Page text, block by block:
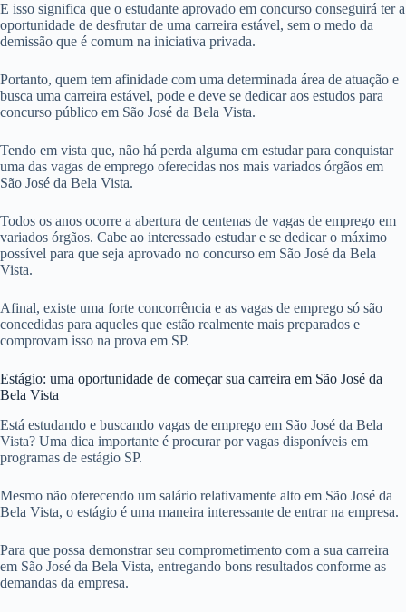
E isso significa que o estudante aprovado em concurso conseguirá ter a
oportunidade de desfrutar de uma carreira estável, sem o medo da
demissão que é comum na iniciativa privada.
Portanto, quem tem afinidade com uma determinada área de atuação e
busca uma carreira estável, pode e deve se dedicar aos estudos para
concurso público em São José da Bela Vista.
Tendo em vista que, não há perda alguma em estudar para conquistar
uma das vagas de emprego oferecidas nos mais variados órgãos em
São José da Bela Vista.
Todos os anos ocorre a abertura de centenas de vagas de emprego em
variados órgãos. Cabe ao interessado estudar e se dedicar o máximo
possível para que seja aprovado no concurso em São José da Bela
Vista.
Afinal, existe uma forte concorrência e as vagas de emprego só são
concedidas para aqueles que estão realmente mais preparados e
comprovam isso na prova em SP.
Estágio: uma oportunidade de começar sua carreira em São José da
Bela Vista
Está estudando e buscando vagas de emprego em São José da Bela
Vista? Uma dica importante é procurar por vagas disponíveis em
programas de estágio SP.
Mesmo não oferecendo um salário relativamente alto em São José da
Bela Vista, o estágio é uma maneira interessante de entrar na empresa.
Para que possa demonstrar seu comprometimento com a sua carreira
em São José da Bela Vista, entregando bons resultados conforme as
demandas da empresa.